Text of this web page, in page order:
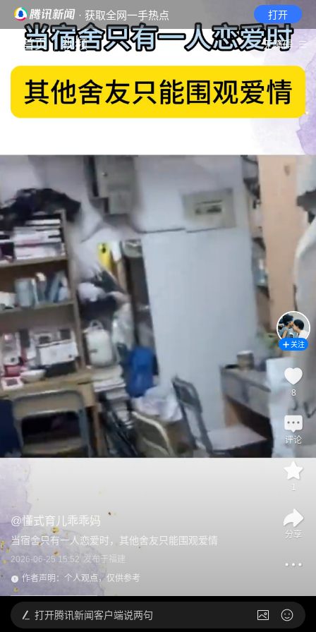
· 获取全网一手热点 打开
首页 视频 无障碍
@懂式育儿乖乖妈
当宿舍只有一人恋爱时，其他舍友只能围观爱情
2026-06-25 15:52 发布于福建
作者声明：个人观点，仅供参考
关注
8
评论
1
分享
打开腾讯新闻客户端说两句